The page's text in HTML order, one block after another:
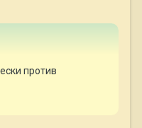
против